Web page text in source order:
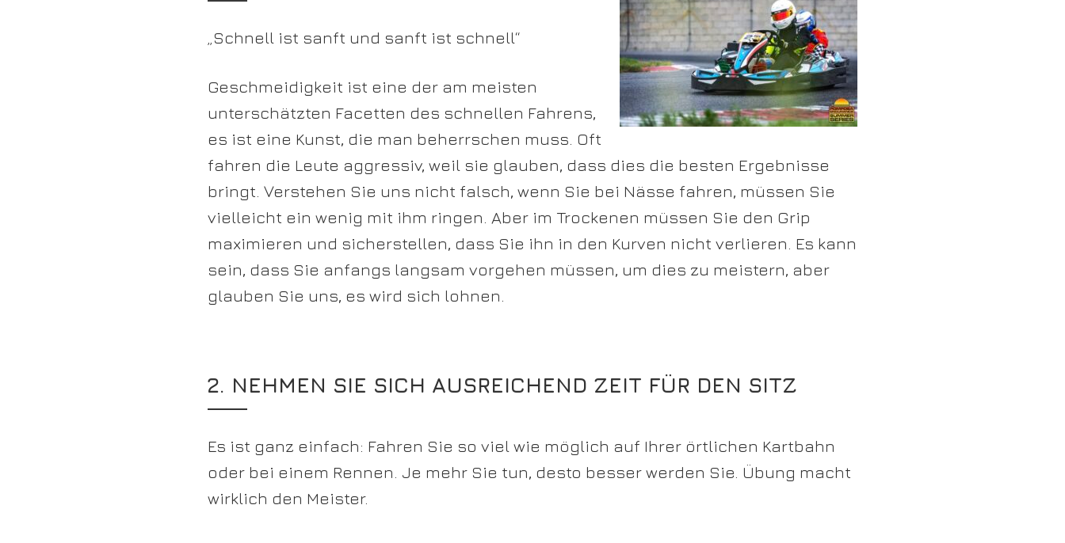
„Schnell ist sanft und sanft ist schnell“
Geschmeidigkeit ist eine der am meisten
unterschätzten Facetten des schnellen Fahrens,
es ist eine Kunst, die man beherrschen muss. Oft
fahren die Leute aggressiv, weil sie glauben, dass dies die besten Ergebnisse
bringt. Verstehen Sie uns nicht falsch, wenn Sie bei Nässe fahren, müssen Sie
vielleicht ein wenig mit ihm ringen. Aber im Trockenen müssen Sie den Grip
maximieren und sicherstellen, dass Sie ihn in den Kurven nicht verlieren. Es kann
sein, dass Sie anfangs langsam vorgehen müssen, um dies zu meistern, aber
glauben Sie uns, es wird sich lohnen.
2. NEHMEN SIE SICH AUSREICHEND ZEIT FÜR DEN SITZ
Es ist ganz einfach: Fahren Sie so viel wie möglich auf Ihrer örtlichen Kartbahn
oder bei einem Rennen. Je mehr Sie tun, desto besser werden Sie. Übung macht
wirklich den Meister.